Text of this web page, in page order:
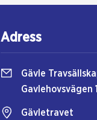
Adress
Gävle
Gavlehovsvägen
Gävletravet